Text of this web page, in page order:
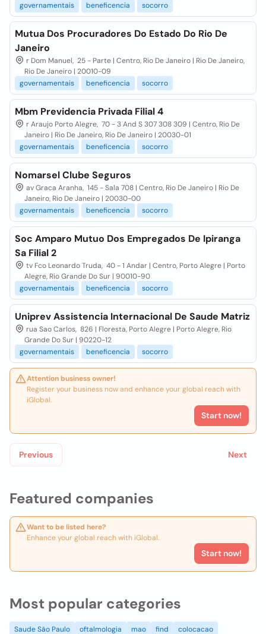
Featured companies
Want to be listed here?
Enhance your global reach with iGlobal.
Start now!
governamentais
beneficencia socorro
Mutua Dos Procuradores Do Estado Do Rio De
Janeiro
r Dom Manuel, 25 - Parte | Centro, Rio De Janeiro | Rio De Janeiro,
Rio De Janeiro | 20010-09
governamentais
beneficencia socorro
Mbm Previdencia Privada Filial 4
r Araujo Porto Alegre, 70 - 3 And S 307 308 309 | Centro, Rio De
Janeiro | Rio De Janeiro, Rio De Janeiro | 20030-01
governamentais
beneficencia socorro
Nomarsel Clube Seguros
av Graca Aranha, 145 - Sala 708 | Centro, Rio De Janeiro | Rio De
Janeiro, Rio De Janeiro | 20030-00
governamentais
beneficencia socorro
Soc Amparo Mutuo Dos Empregados De Ipiranga
Sa Filial 2
tv Fco Leonardo Truda, 40 - 1 Andar | Centro, Porto Alegre | Porto
Alegre, Rio Grande Do Sur | 90010-90
governamentais
beneficencia socorro
Uniprev Assistencia Internacional De Saude Matriz
rua Sao Carlos, 826 | Floresta, Porto Alegre | Porto Alegre, Rio
Grande Do Sur | 90220-12
governamentais
beneficencia socorro
Attention business owner!
Register your business now and enhance your global reach with
iGlobal.
Start now!
Previous Next
Most popular categories
Saude São Paulo oftalmologia mao find colocacao